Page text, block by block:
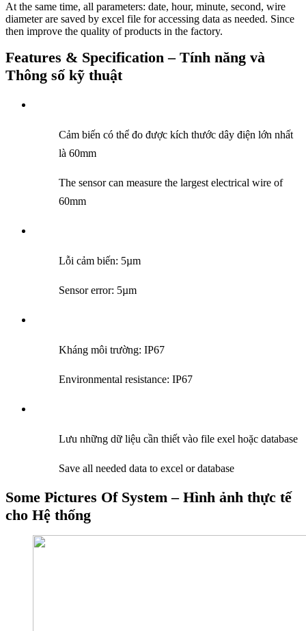
At the same time, all parameters: date, hour, minute, second, wire
diameter are saved by excel file for accessing data as needed. Since
then improve the quality of products in the factory.
Features & Specification – Tính năng và
Thông số kỹ thuật
Cảm biến có thể đo được kích thước dây điện lớn nhất
là 60mm
The sensor can measure the largest electrical wire of
60mm
Lỗi cảm biến: 5µm
Sensor error: 5µm
Kháng môi trường: IP67
Environmental resistance: IP67
Lưu những dữ liệu cần thiết vào file exel hoặc database
Save all needed data to excel or database
Some Pictures Of System – Hình ảnh thực tế
cho Hệ thống